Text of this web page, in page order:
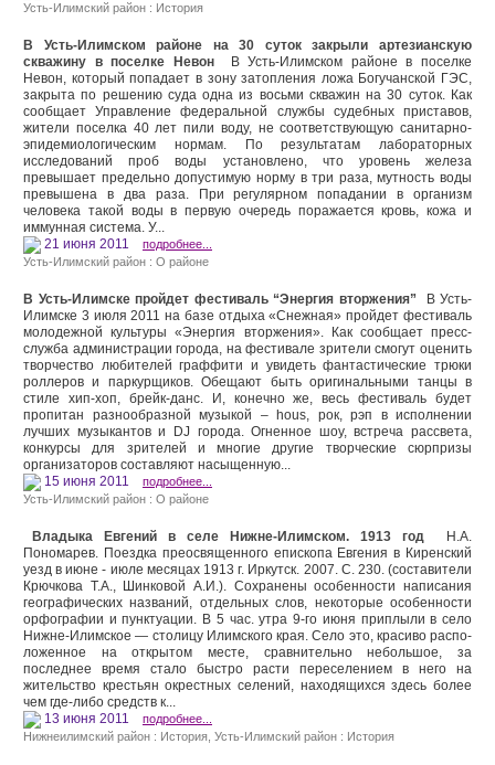
Усть-Илимский район : История
В Усть-Илимском районе на 30 суток закрыли артезианскую
скважину в поселке НевонВ Усть-Илимском районе в поселке
Невон, который попадает в зону затопления ложа Богучанской ГЭС,
закрыта по решению суда одна из восьми скважин на 30 суток. Как
сообщает Управление федеральной службы судебных приставов,
жители поселка 40 лет пили воду, не соответствующую санитарно-
эпидемиологическим нормам. По результатам лабораторных
исследований проб воды установлено, что уровень железа
превышает предельно допустимую норму в три раза, мутность воды
превышена в два раза. При регулярном попадании в организм
человека такой воды в первую очередь поражается кровь, кожа и
иммунная система. У...
21 июня 2011 подробнее...
Усть-Илимский район : О районе
В Усть-Илимске пройдет фестиваль “Энергия вторжения” В Усть-
Илимске 3 июля 2011 на базе отдыха «Снежная» пройдет фестиваль
молодежной культуры «Энергия вторжения». Как сообщает пресс-
служба администрации города, на фестивале зрители смогут оценить
творчество любителей граффити и увидеть фантастические трюки
роллеров и паркурщиков. Обещают быть оригинальными танцы в
стиле хип-хоп, брейк-данс. И, конечно же, весь фестиваль будет
пропитан разнообразной музыкой – hous, рок, рэп в исполнении
лучших музыкантов и DJ города. Огненное шоу, встреча рассвета,
конкурсы для зрителей и многие другие творческие сюрпризы
организаторов составляют насыщенную...
15 июня 2011 подробнее...
Усть-Илимский район : О районе
Владыка Евгений в селе Нижне-Илимском. 1913 год Н.А.
Пономарев. Поездка преосвященного епископа Евгения в Киренский
уезд в июне - июле месяцах 1913 г. Иркутск. 2007. С. 230. (составители
Крючкова Т.А., Шинковой А.И.). Сохранены особенности написания
географических названий, отдельных слов, некоторые особенности
орфографии и пунктуации. В 5 час. утра 9-го июня приплыли в село
Нижне-Илим­ское — столицу Илимского края. Село это, красиво распо­
ложенное на открытом месте, сравнительно небольшое, за
последнее время стало быстро расти переселением в него на
жительство крестьян окрестных селений, находящихся здесь более
чем где-либо средств к...
13 июня 2011 подробнее...
Нижнеилимский район : История Усть-Илимский район : История